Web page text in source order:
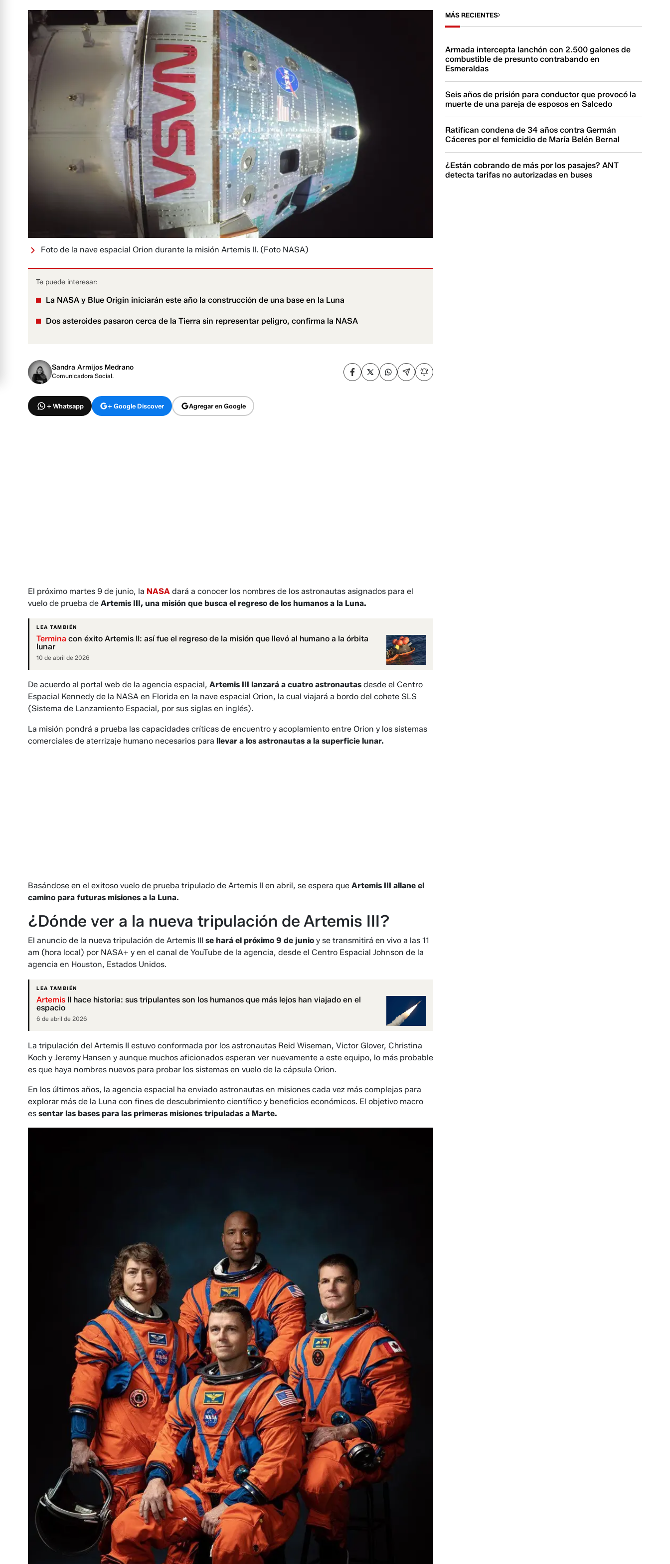
Foto de la nave espacial Orion durante la misión Artemis II. (Foto NASA)
Te puede interesar:
La NASA y Blue Origin iniciarán este año la construcción de una base en la Luna
Dos asteroides pasaron cerca de la Tierra sin representar peligro, confirma la NASA
Sandra Armijos Medrano
Comunicadora Social.
+ Whatsapp + Google Discover Agregar en Google
El próximo martes 9 de junio, la NASA dará a conocer los nombres de los astronautas asignados para el
vuelo de prueba de Artemis III, una misión que busca el regreso de los humanos a la Luna.
LEA TAMBIÉN
Termina con éxito Artemis II: así fue el regreso de la misión que llevó al humano a la órbita
lunar
10 de abril de 2026
De acuerdo al portal web de la agencia espacial, Artemis III lanzará a cuatro astronautas desde el Centro
Espacial Kennedy de la NASA en Florida en la nave espacial Orion, la cual viajará a bordo del cohete SLS
(Sistema de Lanzamiento Espacial, por sus siglas en inglés).
La misión pondrá a prueba las capacidades críticas de encuentro y acoplamiento entre Orion y los sistemas
comerciales de aterrizaje humano necesarios para llevar a los astronautas a la superficie lunar.
Basándose en el exitoso vuelo de prueba tripulado de Artemis II en abril, se espera que Artemis III allane el
camino para futuras misiones a la Luna.
¿Dónde ver a la nueva tripulación de Artemis III?
El anuncio de la nueva tripulación de Artemis III se hará el próximo 9 de junio y se transmitirá en vivo a las 11
am (hora local) por NASA+ y en el canal de YouTube de la agencia, desde el Centro Espacial Johnson de la
agencia en Houston, Estados Unidos.
LEA TAMBIÉN
Artemis II hace historia: sus tripulantes son los humanos que más lejos han viajado en el
espacio
6 de abril de 2026
La tripulación del Artemis II estuvo conformada por los astronautas Reid Wiseman, Victor Glover, Christina
Koch y Jeremy Hansen y aunque muchos aficionados esperan ver nuevamente a este equipo, lo más probable
es que haya nombres nuevos para probar los sistemas en vuelo de la cápsula Orion.
En los últimos años, la agencia espacial ha enviado astronautas en misiones cada vez más complejas para
explorar más de la Luna con fines de descubrimiento científico y beneficios económicos. El objetivo macro
es sentar las bases para las primeras misiones tripuladas a Marte.
MÁS RECIENTES
Armada intercepta lanchón con 2.500 galones de
combustible de presunto contrabando en
Esmeraldas
Seis años de prisión para conductor que provocó la
muerte de una pareja de esposos en Salcedo
Ratifican condena de 34 años contra Germán
Cáceres por el femicidio de María Belén Bernal
¿Están cobrando de más por los pasajes? ANT
detecta tarifas no autorizadas en buses